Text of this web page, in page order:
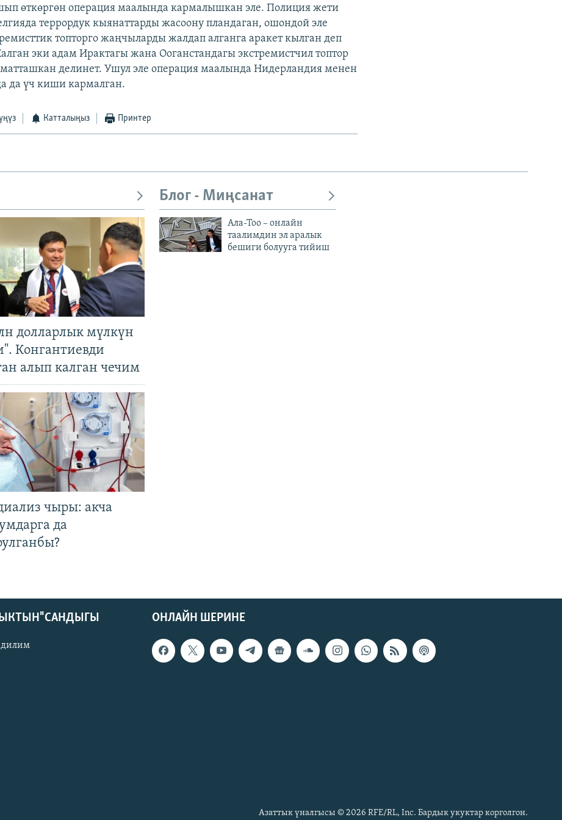
өткөргөн операция маалында кармалышкан эле. Полиция жети
террордук кыянаттарды жасоону пландаган, ошондой эле
топторго жаңчыларды жалдап алганга аракет кылган деп
эки адам Ирактагы жана Ооганстандагы экстремистчил топтор
делинет. Ушул эле операция маалында Нидерландия менен
да үч киши кармалган.
Катталыңыз Принтер
долларлык мүлкүн
Конгантиевди
алып калган чечим
чыры: акча
да
Блог - Миңсанат
Ала-Тоо – онлайн
таалимдин эл аралык
бешиги болууга тийиш
ОНЛАЙН ШЕРИНЕ
САНДЫГЫ
Азаттык үналгысы © 2026 RFE/RL, Inc. Бардык укуктар корголгон.